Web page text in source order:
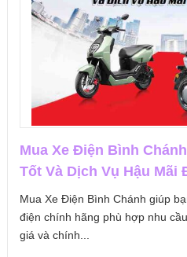
Mua Xe Điện Bình
Tốt Và Dịch Vụ Hậu Mãi
Mua Xe Điện Bình Chánh giúp
điện chính hãng phù hợp nhu
giá và chính...